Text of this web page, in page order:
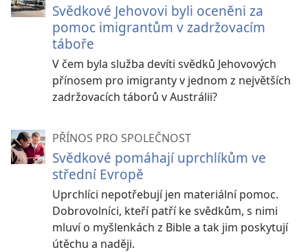
Svědkové Jehovovi byli oceněni za
pomoc imigrantům v zadržovacím
táboře
V čem byla služba devíti svědků Jehovových
přínosem pro imigranty v jednom z největších
zadržovacích táborů v Austrálii?
PŘÍNOS PRO SPOLEČNOST
Svědkové pomáhají uprchlíkům ve
střední Evropě
Uprchlíci nepotřebují jen materiální pomoc.
Dobrovolníci, kteří patří ke svědkům, s nimi
mluví o myšlenkách z Bible a tak jim poskytují
útěchu a naději.